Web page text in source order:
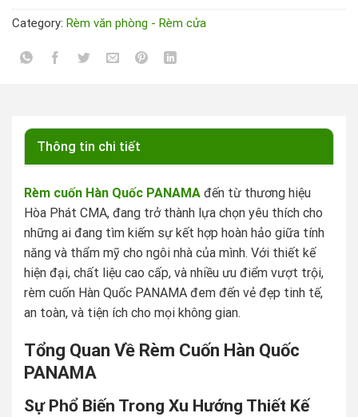
Category: Rèm văn phòng - Rèm cửa
Thông tin chi tiết
Rèm cuốn Hàn Quốc PANAMAđến từ thương hiệu
Hòa Phát CMA, đang trở thành lựa chọn yêu thích cho
những ai đang tìm kiếm sự kết hợp hoàn hảo giữa tính
năng và thẩm mỹ cho ngôi nhà của mình. Với thiết kế
hiện đại, chất liệu cao cấp, và nhiều ưu điểm vượt trội,
rèm cuốn Hàn Quốc PANAMA đem đến vẻ đẹp tinh tế,
an toàn, và tiện ích cho mọi không gian.
Tổng Quan Về Rèm Cuốn Hàn Quốc
PANAMA
Sự Phổ Biến Trong Xu Hướng Thiết Kế